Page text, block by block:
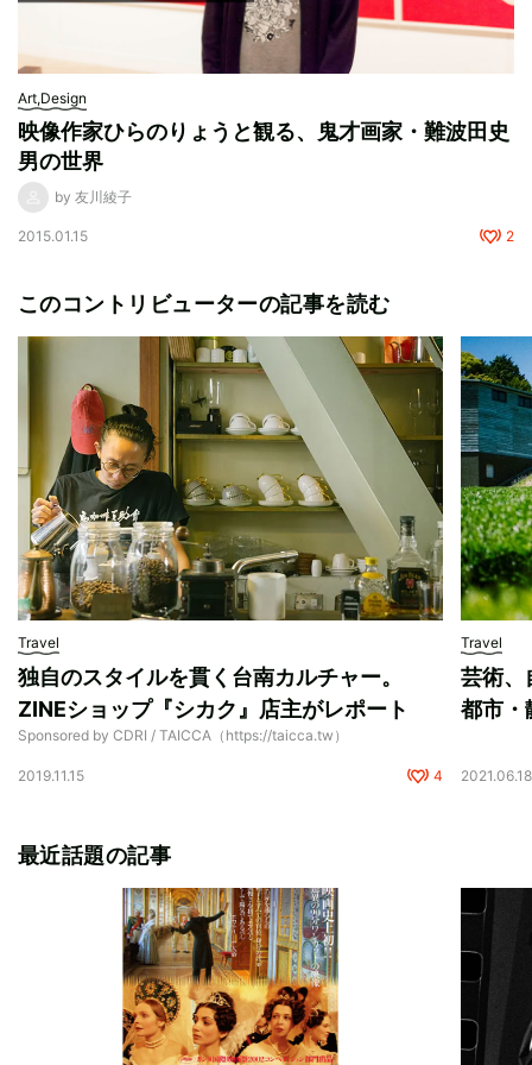
Art,Design
映像作家ひらのりょうと観る、鬼才画家・難波田史
男の世界
by 友川綾子
2015.01.15 2
このコントリビューターの記事を読む
Travel
独自のスタイルを貫く台南カルチャー。
ZINEショップ『シカク』店主がレポート
Sponsored by CDRI / TAICCA（https://taicca.tw）
2019.11.15 4
Travel
芸術、
都市・
2021.06.18
最近話題の記事